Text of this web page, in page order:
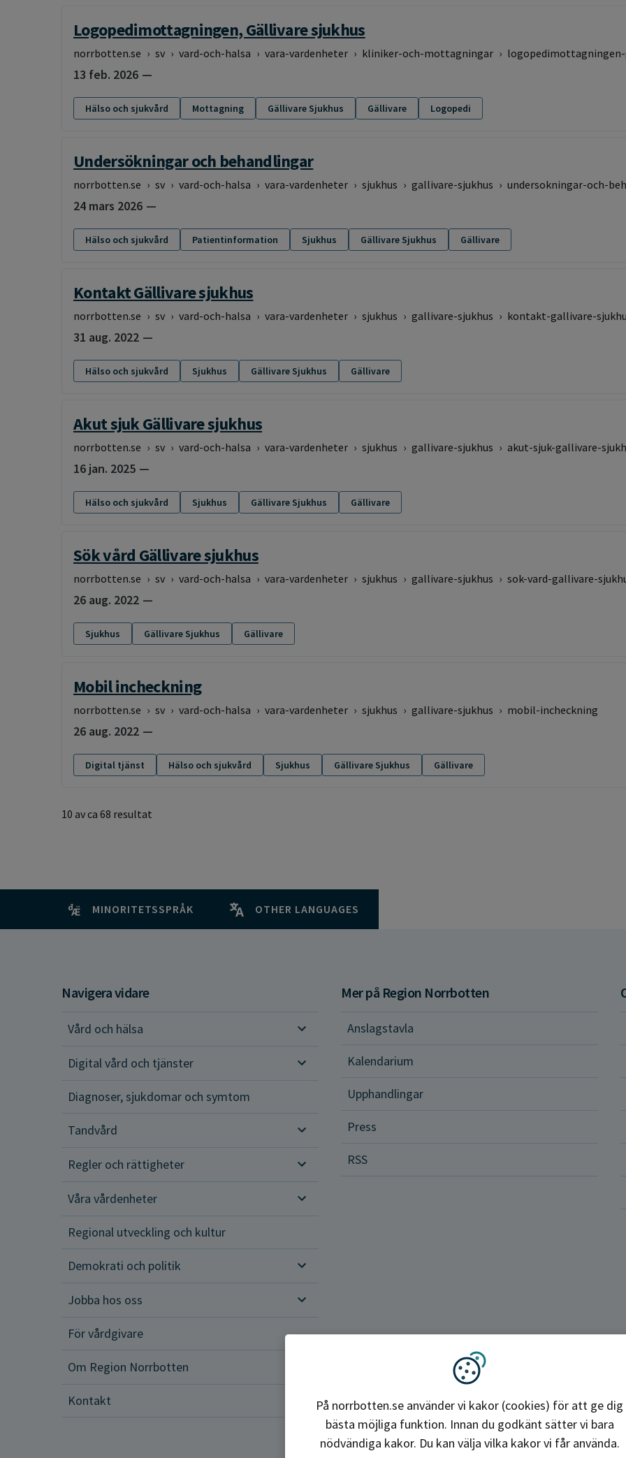
Logopedimottagningen, Gällivare sjukhus
norrbotten.se › sv › vard-och-halsa › vara-vardenheter › kliniker-och-mottagningar ›
13 feb. 2026
Hälso och sjukvård Mottagning Gällivare Sjukhus Gällivare Logopedi
Undersökningar och behandlingar
norrbotten.se › sv › vard-och-halsa › vara-vardenheter › sjukhus › gallivare-sjukhus › undersokningar-och-
24 mars 2026
Hälso och sjukvård Patientinformation Sjukhus Gällivare Sjukhus Gällivare
Kontakt Gällivare sjukhus
norrbotten.se › sv › vard-och-halsa › vara-vardenheter › sjukhus › gallivare-sjukhus › kontakt-gallivare-
31 aug. 2022
Hälso och sjukvård Sjukhus Gällivare Sjukhus Gällivare
Akut sjuk Gällivare sjukhus
norrbotten.se › sv › vard-och-halsa › vara-vardenheter › sjukhus › gallivare-sjukhus › akut-sjuk-gallivare-
16 jan. 2025
Hälso och sjukvård Sjukhus Gällivare Sjukhus Gällivare
Sök vård Gällivare sjukhus
norrbotten.se › sv › vard-och-halsa › vara-vardenheter › sjukhus › gallivare-sjukhus › sok-vard-gallivare-
26 aug. 2022
Sjukhus Gällivare Sjukhus Gällivare
Mobil incheckning
norrbotten.se › sv › vard-och-halsa › vara-vardenheter › sjukhus › gallivare-sjukhus › mobil-incheckning
26 aug. 2022
Digital tjänst Hälso och sjukvård Sjukhus Gällivare Sjukhus Gällivare
10 av ca 68 resultat
MINORITETSSPRÅK OTHER LANGUAGES
Navigera vidare
Vård och hälsa
Vård och hälsa
Digital vård och tjänster
Diagnoser, sjukdomar och symtom
Tandvård
Regler och rättigheter
Regler och rättigheter
Våra vårdenheter
Regional utveckling och kultur
Demokrati och politik
Jobba hos oss
För vårdgivare
Om Region Norrbotten
Kontakt
Mer på Region Norrbotten
Anslagstavla
Kalendarium
Upphandlingar
Press
RSS
Vi använder kakor
På norrbotten.se använder vi kakor (cookies) för att ge dig
bästa möjliga funktion. Innan du godkänt sätter vi bara
nödvändiga kakor. Du kan välja vilka kakor vi får använda.